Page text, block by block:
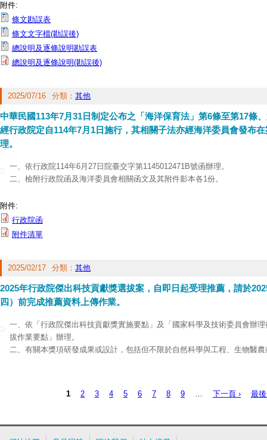
附件:
條文勘誤表
條文文字檔(勘誤後)
總說明及逐條說明勘誤表
總說明及逐條說明(勘誤後)
2025/07/16 分類： 其他
中華民國113年7月31日制定公布之「海洋保育法」第6條至第17條
經行政院定自114年7月1日施行，其相關子法亦經海洋委員會發布
理。
一、依行政院114年6月27日院臺交字第1145012471B號函辦理。
二、檢附行政院函及海洋委員會相關函文及其附件影本各1份。
附件:
行政院函
附件清單
2025/02/17 分類： 其他
2025年行政院傑出科技貢獻獎選拔案，自即日起受理推薦，請於
四）前完成推薦資料上傳作業。
一、依「行政院傑出科技貢獻獎實施要點」及「國家科學及技術委員會辦
拔作業要點」辦理。
二、有關本獎項研發成果或設計，包括但不限於自然科學與工程、生物醫
https://wdrap.nstc.gov.tw/IRAPortal/home/Home.aspx
)填寫並上傳推薦
四、本獎項作業要點及線上申請作業使用注意事項等內容，請至國科會網站(
「學術研究」項下「補助獎勵辦法及表格」中「獎勵科技人才」之「行政
1 2 3 4 5 6 7 8 9 下一頁 › 最